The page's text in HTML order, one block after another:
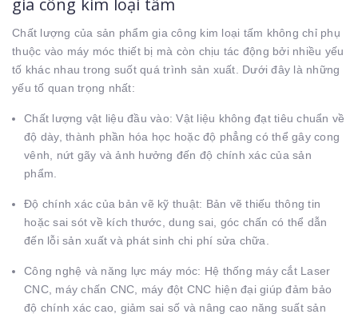
gia công kim loại tấm
Chất lượng của sản phẩm gia công kim loại tấm không chỉ phụ
thuộc vào máy móc thiết bị mà còn chịu tác động bởi nhiều yếu
tố khác nhau trong suốt quá trình sản xuất. Dưới đây là những
yếu tố quan trọng nhất:
Chất lượng vật liệu đầu vào: Vật liệu không đạt tiêu chuẩn về
độ dày, thành phần hóa học hoặc độ phẳng có thể gây cong
vênh, nứt gãy và ảnh hưởng đến độ chính xác của sản
phẩm.
Độ chính xác của bản vẽ kỹ thuật: Bản vẽ thiếu thông tin
hoặc sai sót về kích thước, dung sai, góc chấn có thể dẫn
đến lỗi sản xuất và phát sinh chi phí sửa chữa.
Công nghệ và năng lực máy móc: Hệ thống máy cắt Laser
CNC, máy chấn CNC, máy đột CNC hiện đại giúp đảm bảo
độ chính xác cao, giảm sai số và nâng cao năng suất sản